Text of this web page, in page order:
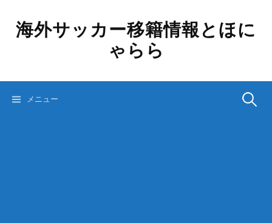
海外サッカー移籍情報とほに
ゃらら
メニュー 検